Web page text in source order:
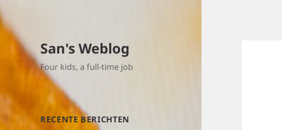
San's Weblog
Four kids, a full-time job
RECENTE BERICHTEN